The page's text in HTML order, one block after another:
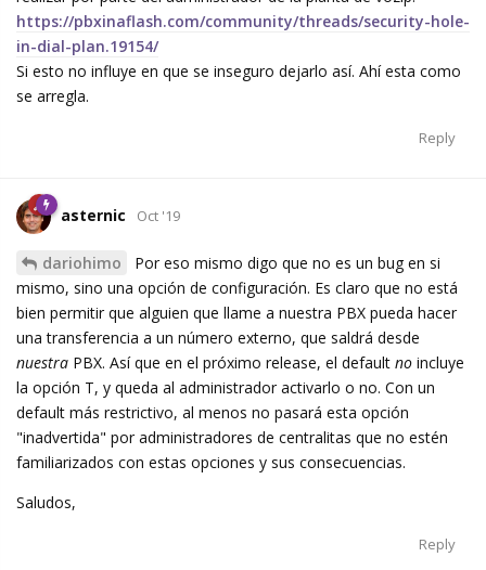
https://pbxinaflash.com/community/threads/security-hole-
in-dial-plan.19154/
Si esto no influye en que se inseguro dejarlo así. Ahí esta como
se arregla.
Reply
asternic Oct '19
dariohimo
Por eso mismo digo que no es un bug en si
mismo, sino una opción de configuración. Es claro que no está
bien permitir que alguien que llame a nuestra PBX pueda hacer
una transferencia a un número externo, que saldrá desde
nuestra PBX. Así que en el próximo release, el default no incluye
la opción T, y queda al administrador activarlo o no. Con un
default más restrictivo, al menos no pasará esta opción
"inadvertida" por administradores de centralitas que no estén
familiarizados con estas opciones y sus consecuencias.
Saludos,
Reply